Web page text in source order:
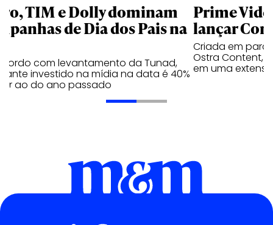
TIM e Dolly dominam
de Dia dos Pais na
com levantamento da Tunad,
investido na mídia na data é 40%
ao do ano passado
Prime
lançar
Criada em
Ostra Content,
em uma